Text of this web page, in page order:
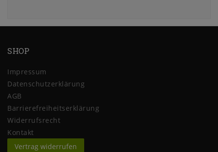
SHOP
Impressum
Daten­schutz­erklärung
AGB
Barrierefreiheitserklärung
Widerrufs­recht
Kontakt
Vertrag widerrufen